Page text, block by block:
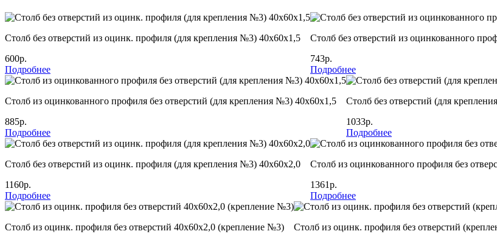
Столб без отверстий из оцинк. профиля (для крепления №3) 40х60х1,5
600р.
Подробнее
Столб без отверстий из оцинкованного
743р.
Подробнее
Столб из оцинкованного профиля без отверстий (для крепления №3) 40х60х1,5
885р.
Подробнее
Столб без отверстий (для
1033р.
Подробнее
Столб без отверстий из оцинк. профиля (для крепления №3) 40х60х2,0
1160р.
Подробнее
Столб из оцинкованного профиля без
1361р.
Подробнее
Столб из оцинк. профиля без отверстий 40х60х2,0 (крепление №3)
Столб из оцинк. профиля без отверстий